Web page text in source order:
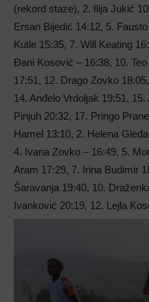
(rekord staze), 2. Ilija Jukić
Ersan Bijedić 14:12, 5.
Kutle 15:35, 7. Will Keating
Đani Kosović – 16:38, 10.
17:51, 12. Drago Zovko
14. Anđelo Vrdoljak 19:51,
Pinjuh 20:32, 17. Pringo
Hamel 13:10, 2. Helena
4. Ivana Zovko – 16:49, 5.
Aram 17:29, 7. Irina Budimir
Šaravanja 19:40, 10.
Ivanković 20:19, 12. Lejla